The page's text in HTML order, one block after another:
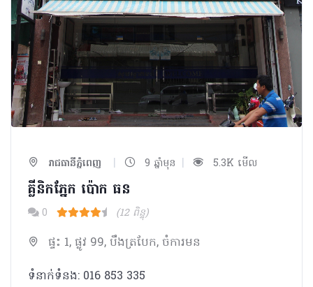
រាជធានីភ្នំពេញ | 9 ឆ្នាំមុន | 5.3K មើល
គ្លីនិកភ្នែក ប៉ោក ធន
0 (12 ពិន្ទុ)
ផ្ទះ 1, ផ្លូវ 99, បឹងត្របែក, ចំការមន
ទំនាក់ទំនង: 016 853 335